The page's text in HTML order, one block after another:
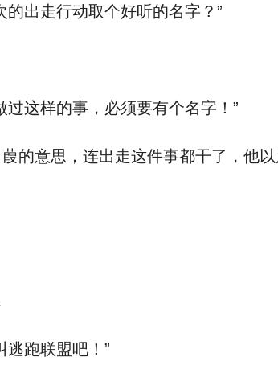
出走行动取个好听的名字？”
这样的事，必须要有个名字！”
意思，连出走这件事都干了，他以
跑联盟吧！”